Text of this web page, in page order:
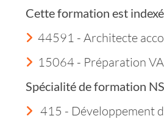
Cette formation est
44591 - Architecte
15064 - Préparation
Spécialité de formation
415 - Développement